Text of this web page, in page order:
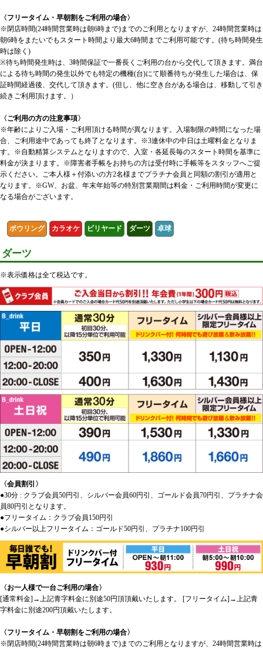
〈フリータイム・早朝割をご利用の場合〉
※閉店時間(24時間営業時は朝6時まで)までのご利用となりますが、24時間営業時は
朝6時をまたいでもスタート時間より最大6時間までご利用可能です。(待ち時間発生
時は除く)
※待ち時間発生時は、3時間保証で一番長くご利用の台から交代して頂きます。満台
による待ち時間の発生以外でも特定の機種(台)にて順番待ちが発生した場合は、保
証時間経過後、交代して頂きます。(但し、他に空き台がある場合は、移動して引き
続きご利用頂けます。）
〈ご利用の方の注意事項〉
※年齢によりご入場・ご利用頂ける時間が異なります。入場制限の時間になった場
合、ご利用途中であっても終了となります。※3連休中の中日は土曜料金となりま
す。※自動精算システムとなりますので、入室・各延長毎のスタート時間を基準に
料金が決まります。※障害者手帳をお持ちの方は受付時に手帳等をスタッフへご提
示ください。ご本人様＋付添いの方2名様までプラチナ会員と同額の割引が適用と
なります。※GW、お盆、年末年始等の特別営業期間は料金・ご利用時間が変更に
なる場合がございます。
ボウリング カラオケ ビリヤード ダーツ 卓球
ダーツ
※表示価格は全て税込です。
〈会員割引〉
●30分 : クラブ会員50円引、シルバー会員60円引、ゴールド会員70円引、プラチナ会
員80円引となります。
●フリータイム：クラブ会員150円引
●シルバー以上フリータイム：ゴールド50円引、プラチナ100円引
〈お一人様で一台ご利用の場合〉
[通常料金]→上記青字料金に別途50円頂頂戴いたします。 [フリータイム]→上記青
字料金に別途200円頂戴いたします。
〈フリータイム・早朝割をご利用の場合〉
※閉店時間(24時間営業時は朝6時まで)までのご利用となりますが、24時間営業時は